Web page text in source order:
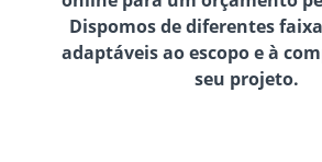
Dispomos de diferentes
adaptáveis ao escopo e à
seu projeto.